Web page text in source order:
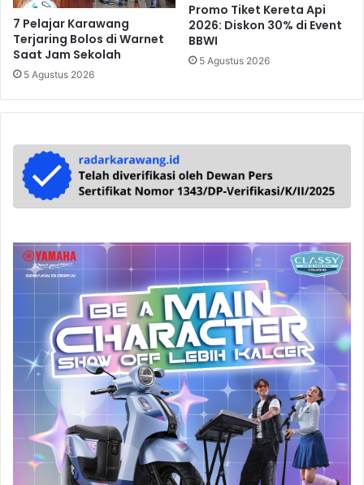
7 Pelajar Karawang
Terjaring Bolos di Warnet
Saat Jam Sekolah
5 Agustus 2026
Promo Tiket Kereta Api
2026: Diskon 30% di Event
BBWI
5 Agustus 2026